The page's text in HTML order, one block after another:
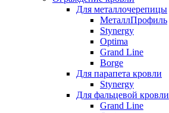
Для металлочерепицы
МеталлПрофиль
Stynergy
Optima
Grand Line
Borge
Для парапета кровли
Stynergy
Для фальцевой кровли
Grand Line